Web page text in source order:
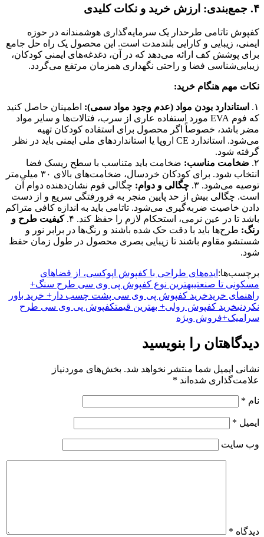
۴. جمع‌بندی: ارزش خرید و نکات کلیدی
کفپوش تاتامی طرحدار یک سرمایه‌گذاری هوشمندانه در حوزه
ایمنی، زیبایی و کارایی بلندمدت است. این محصول یک راه حل جامع
برای پوشش کف ارائه می‌دهد که در آن، دغدغه‌های ایمنی کودکان،
زیبایی‌شناسی فضا و راحتی نگهداری همزمان مرتفع می‌گردد.
نکات مهم هنگام خرید:
۱. استاندارد بودن مواد (عدم وجود مواد سمی): اطمینان حاصل کنید
که فوم EVA مورد استفاده عاری از سرب، فتالات‌ها و سایر مواد
مضر باشد، خصوصاً اگر محصول برای استفاده کودکان تهیه
می‌شود. استاندارد CE اروپا یا استانداردهای ملی ایمنی باید در نظر
گرفته شود.
۲. ضخامت مناسب: ضخامت باید متناسب با سطح ریسک فضا
انتخاب شود. برای کودکان خردسال، ضخامت‌های بالای ۳۰ میلی‌متر
توصیه می‌شود. ۳.
چگالی و دوام: چگالی فوم نشان‌دهنده دوام آن
است. چگالی بیش از حد پایین منجر به فرورفتگی سریع و از دست
دادن خاصیت ضربه‌گیری می‌شود. تاتامی باید به اندازه کافی متراکم
باشد تا در عین نرمی، استحکام لازم را حفظ کند. ۴.
کیفیت طرح و
رنگ: طرح‌ها باید با دقت حک شده باشند و رنگ‌ها در برابر نور و
شستشو مقاوم باشند تا زیبایی بصری محصول در طول زمان حفظ
شود.
برچسب‌ها: ایده‌های طراحی با کفپوش اپوکسی، از فضاهای
مسکونی تا صنعتیبهترین نوع کفپوش پی وی سی طرح سنگ+
راهنمای خریدخرید کفپوش پی وی سی پشت چسب دار+ خرید باور
نکردنیخرید کفپوش رولی+ بهترین قیمتکفپوش پی وی سی طرح
سرامیک+فروش ویژه
دیدگاهتان را بنویسید
نشانی ایمیل شما منتشر نخواهد شد. بخش‌های موردنیاز
علامت‌گذاری شده‌اند *
نام *
ایمیل *
وب‌ سایت
دیدگاه *